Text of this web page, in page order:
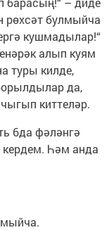
рөхсәт булмыйча
кушмадылар!“
алып куям
туры килде,
да,
киттеләр.
6да фәләнгә
Һәм анда